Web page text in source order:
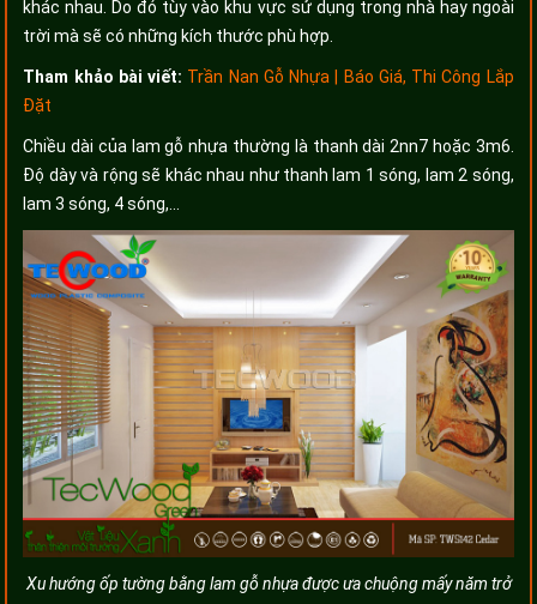
khác nhau. Do đó tùy vào khu vực sử dụng trong nhà hay ngoài
trời mà sẽ có những kích thước phù hợp.
Tham khảo bài viết: Trần Nan Gỗ Nhựa | Báo Giá, Thi Công Lắp
Đặt
Chiều dài của lam gỗ nhựa thường là thanh dài 2nn7 hoặc 3m6.
Độ dày và rộng sẽ khác nhau như thanh lam 1 sóng, lam 2 sóng,
lam 3 sóng, 4 sóng,...
Xu hướng ốp tường bằng lam gỗ nhựa được ưa chuộng mấy năm trở